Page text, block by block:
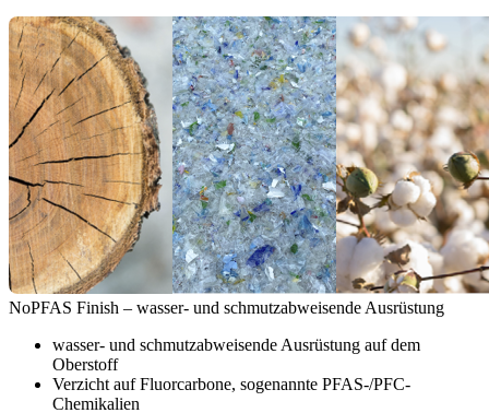
NoPFAS Finish – wasser- und schmutzabweisende Ausrüstung
wasser- und schmutzabweisende Ausrüstung auf dem
Oberstoff
Verzicht auf Fluorcarbone, sogenannte PFAS-/PFC-
Chemikalien